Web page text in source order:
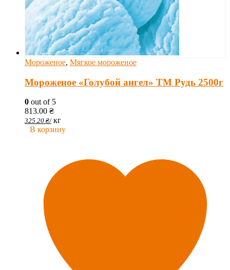
Мороженое, Мягкое мороженое
Мороженое «Голубой ангел» ТМ Рудь 2500г
0 out of 5
813.00 ₴
325.20 ₴/ кг
В корзину